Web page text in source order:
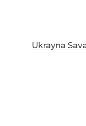
Ukrayna